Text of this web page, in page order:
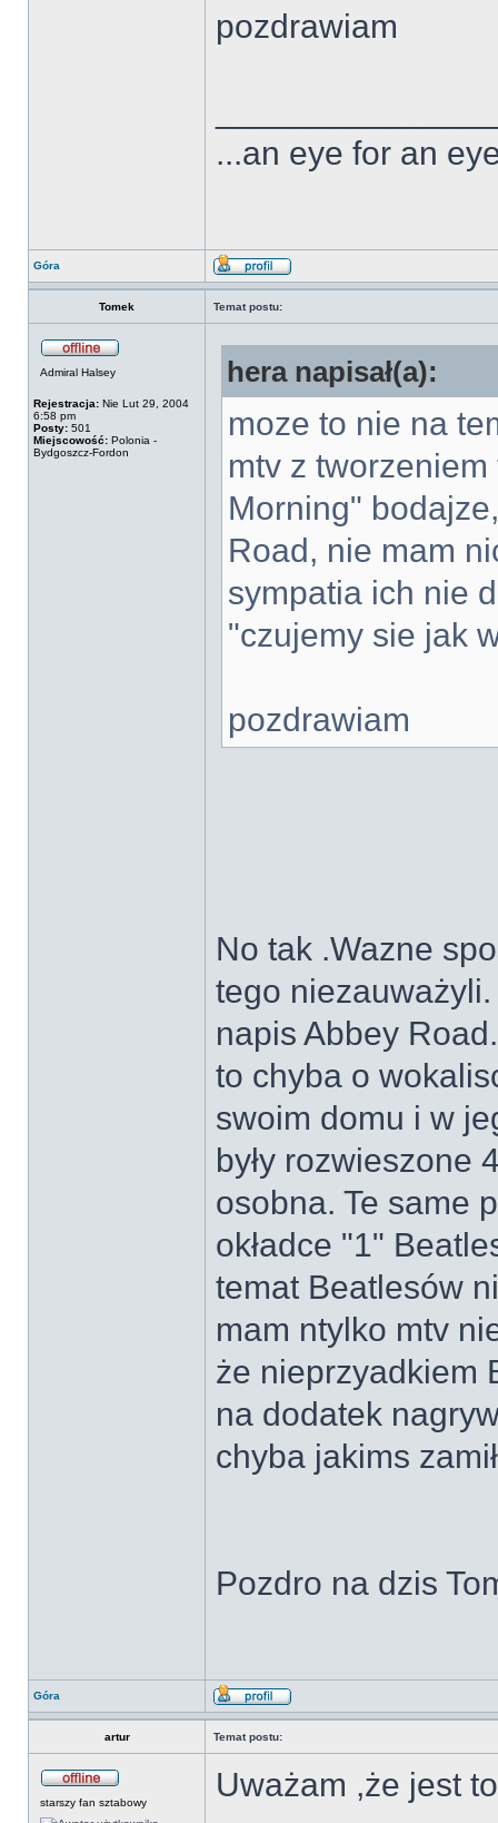
pozdrawiam
...an eye for an
Góra
Tomek Temat postu:
Admiral Halsey
Rejestracja: Nie Lut 29, 2004
6:58 pm
Posty: 501
Miejscowość: Polonia -
Bydgoszcz-Fordon
hera napisał(a):
moze to nie na
mtv z
Morning"
Road, nie mam
sympatia ich nie
"czujemy sie jak
pozdrawiam
No tak .Wazne
tego
napis Abbey
to chyba o
swoim domu i w
były rozwieszone
osobna. Te same
okładce "1"
temat Beatlesów
mam ntylko mtv
że nieprzyadkiem
na dodatek
chyba jakims
Pozdro na dzis
Góra
artur Temat postu:
starszy fan sztabowy Uważam ,że jest